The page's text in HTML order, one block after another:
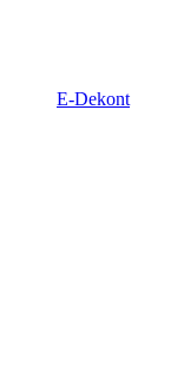
E-Dekont